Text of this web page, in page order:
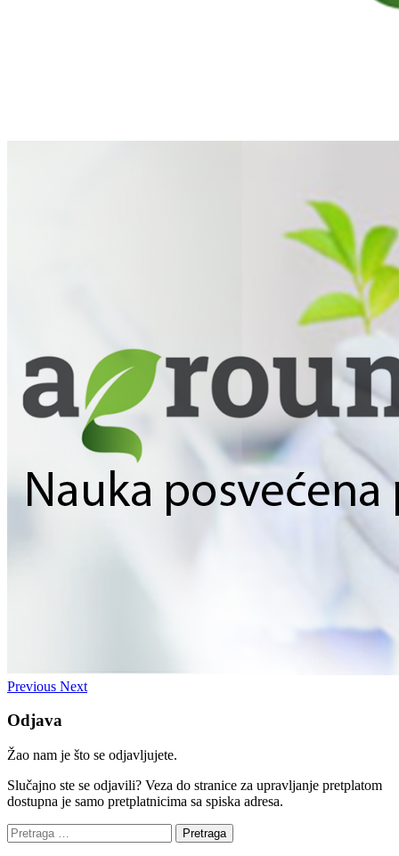
Previous Next
Odjava
Žao nam je što se odjavljujete.
Slučajno ste se odjavili? Veza do stranice za upravljanje pretplatom
dostupna je samo pretplatnicima sa spiska adresa.